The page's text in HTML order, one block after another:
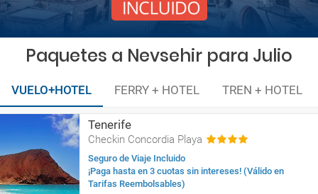
Paquetes a Nevsehir para Julio
VUELO+HOTEL FERRY + HOTEL TREN + HOTEL
Tenerife
Checkin Concordia Playa
Seguro de Viaje Incluido
¡Paga hasta en 3 cuotas sin intereses! (Válido en
Tarifas Reembolsables)